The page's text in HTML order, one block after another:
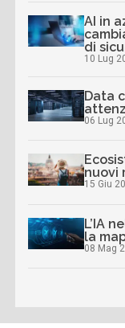
AI in
di
10 Lug
Data
06 Lug
nuovi
15 Giu
L’IA
la
08 Mag